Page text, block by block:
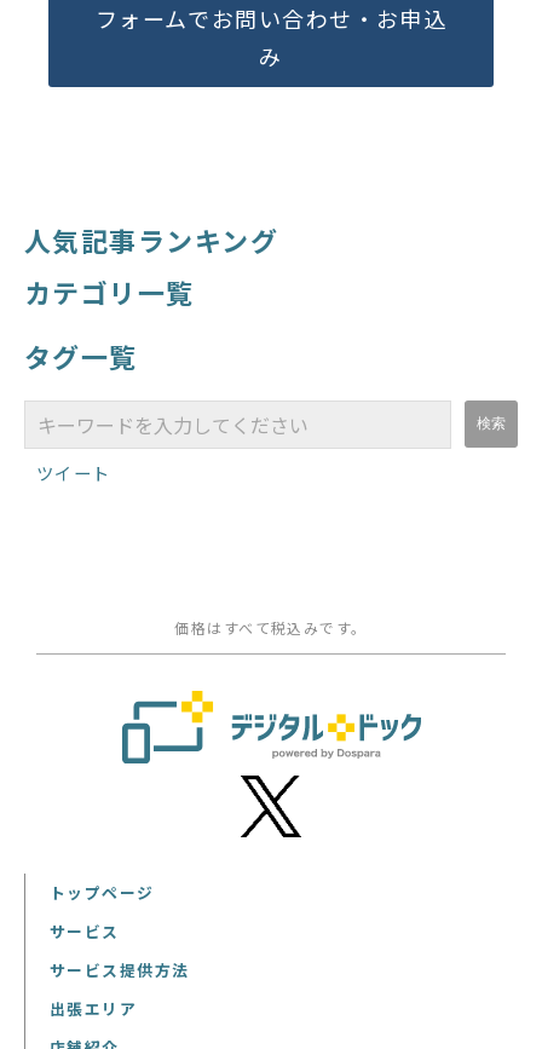
フォームでお問い合わせ・お申込
み
人気記事ランキング
カテゴリ一覧
タグ一覧
ツイート
価格はすべて税込みです。
トップページ
サービス
サービス提供方法
出張エリア